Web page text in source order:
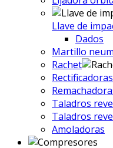
Llave de
Dados
Martillo
Rachet
Rectificadoras
Taladros
Taladros
Amoladoras